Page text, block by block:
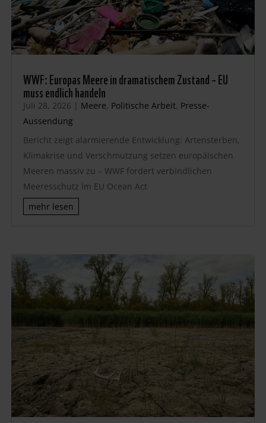
WWF: Europas Meere in dramatischem Zustand – EU
muss endlich handeln
Juli 28, 2026 | Meere, Politische Arbeit, Presse-
Aussendung
Bericht zeigt alarmierende Entwicklung: Artensterben,
Klimakrise und Verschmutzung setzen europäischen
Meeren massiv zu – WWF fordert verbindlichen
Meeresschutz im EU Ocean Act
mehr lesen